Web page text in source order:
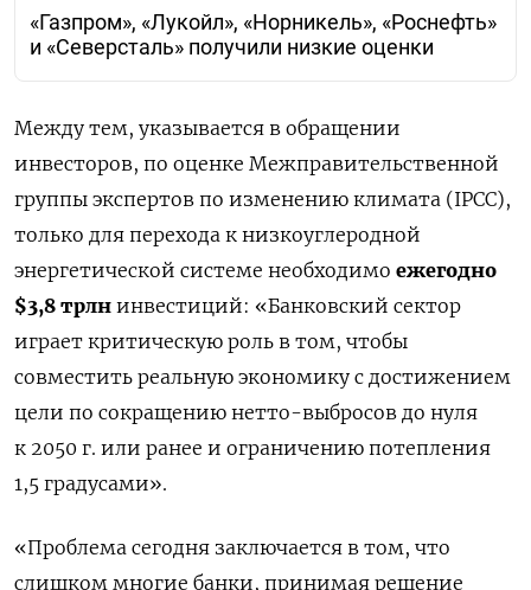
«Газпром», «Лукойл», «Норникель», «Роснефть»
и «Северсталь» получили низкие оценки
Между тем, указывается в обращении
инвесторов, по оценке Межправительственной
группы экспертов по изменению климата (IPCC),
только для перехода к низкоуглеродной
энергетической системе необходимо ежегодно
$3,8 трлн инвестиций: «Банковский сектор
играет критическую роль в том, чтобы
совместить реальную экономику с достижением
цели по сокращению нетто-выбросов до нуля
к 2050 г. или ранее и ограничению потепления
1,5 градусами».
«Проблема сегодня заключается в том, что
слишком многие банки, принимая решение